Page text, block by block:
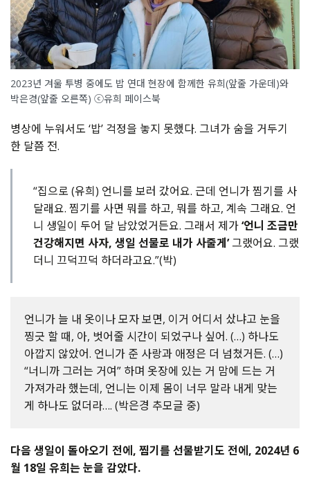
2023년 겨울 투병 중에도 밥 연대 현장에 함께한 유희(앞줄 가운데)와
박은경(앞줄 오른쪽) ⓒ유희 페이스북
병상에 누워서도 ‘밥’ 걱정을 놓지 못했다. 그녀가 숨을 거두기
한 달쯤 전.
“집으로 (유희) 언니를 보러 갔어요. 근데 언니가 찜기를 사
달래요. 찜기를 사면 뭐를 하고, 뭐를 하고, 계속 그래요. 언
니 생일이 두어 달 남았었거든요. 그래서 제가‘언니 조금만
건강해지면 사자, 생일 선물로 내가 사줄게’그랬어요. 그랬
더니 끄덕끄덕 하더라고요.”(박)
언니가 늘 내 옷이나 모자 보면, 이거 어디서 샀냐고 눈을
찡긋 할 때, 아, 벗어줄 시간이 되었구나 싶어. (…) 하나도
아깝지 않았어. 언니가 준 사랑과 애정은 더 넘쳤거든. (…)
“너니까 그러는 거여” 하며 옷장에 있는 거 맘에 드는 거
가져가라 했는데, 언니는 이제 몸이 너무 말라 내게 맞는
게 하나도 없더라…. (박은경 추모글 중)
다음 생일이 돌아오기 전에, 찜기를 선물받기도 전에, 2024년 6
월 18일 유희는 눈을 감았다.